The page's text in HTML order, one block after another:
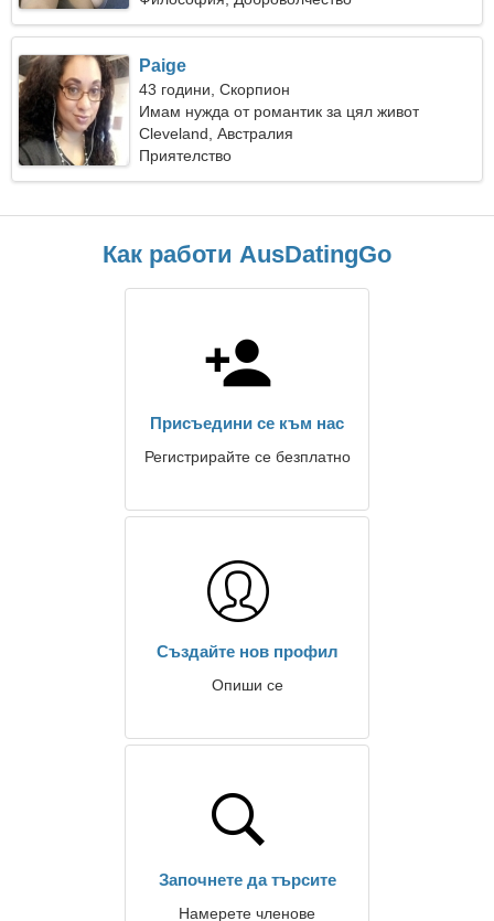
Paige
43 години, Скорпион
Имам нужда от романтик за цял живот
Cleveland, Австралия
Приятелство
Как работи AusDatingGo
Присъедини се към нас
Регистрирайте се безплатно
Създайте нов профил
Опиши се
Започнете да търсите
Намерете членове